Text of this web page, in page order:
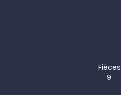
Pièces
9